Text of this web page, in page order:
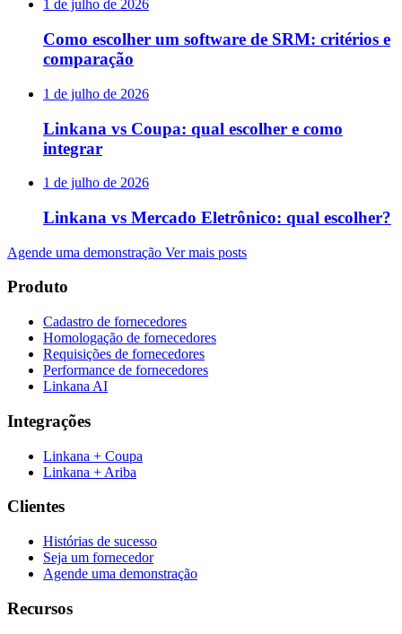
1 de julho de 2026
Como escolher um software de SRM: critérios e
comparação
1 de julho de 2026
Linkana vs Coupa: qual escolher e como
integrar
1 de julho de 2026
Linkana vs Mercado Eletrônico: qual escolher?
Agende uma demonstração Ver mais posts
Produto
Cadastro de fornecedores
Homologação de fornecedores
Requisições de fornecedores
Performance de fornecedores
Linkana AI
Integrações
Linkana + Coupa
Linkana + Ariba
Clientes
Histórias de sucesso
Seja um fornecedor
Agende uma demonstração
Recursos